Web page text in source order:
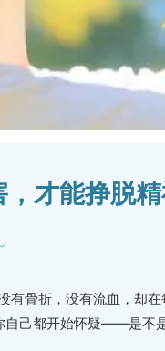
才能挣脱
有骨折，没有流血，却
自己都开始怀疑——是不